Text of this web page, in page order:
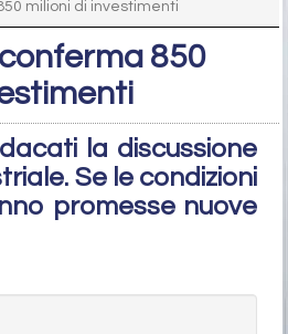
milioni di investimenti
850
la discussione
Se le condizioni
promesse nuove